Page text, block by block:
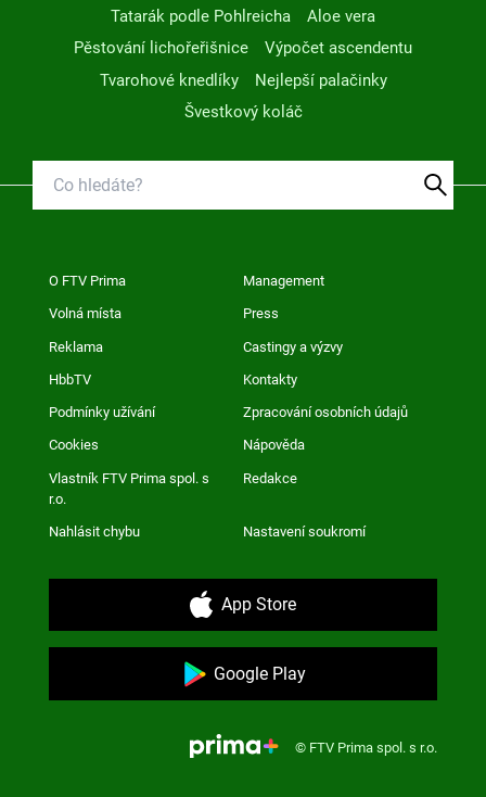
Tatarák podle Pohlreicha
Aloe vera
Pěstování lichořeřišnice
Výpočet ascendentu
Tvarohové knedlíky
Nejlepší palačinky
Švestkový koláč
O FTV Prima Management
Volná místa Press
Reklama Castingy a výzvy
HbbTV Kontakty
Podmínky užívání Zpracování osobních údajů
Cookies Nápověda
Vlastník FTV Prima spol. s
r.o.
Redakce
Nahlásit chybu Nastavení soukromí
App Store
Google Play
© FTV Prima spol. s r.o.